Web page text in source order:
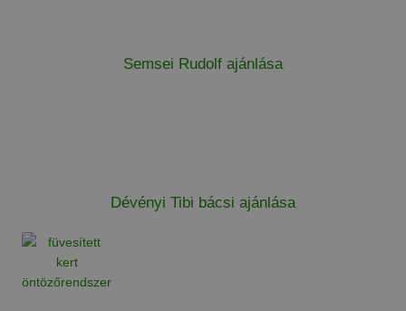
Semsei Rudolf ajánlása
Dévényi Tibi bácsi ajánlása